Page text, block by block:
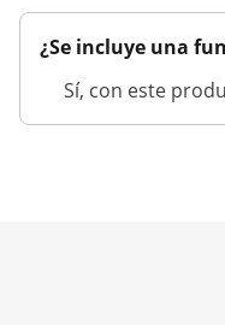
¿Se incluye una
Sí, con este